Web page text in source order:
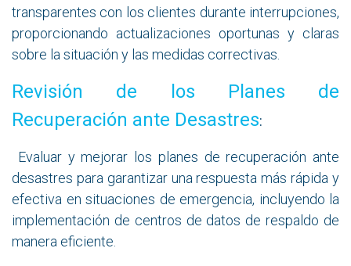
transparentes con los clientes durante interrupciones,
proporcionando actualizaciones oportunas y claras
sobre la situación y las medidas correctivas.
Revisión de los Planes de
Recuperación ante Desastres:
Evaluar y mejorar los planes de recuperación ante
desastres para garantizar una respuesta más rápida y
efectiva en situaciones de emergencia, incluyendo la
implementación de centros de datos de respaldo de
manera eficiente.